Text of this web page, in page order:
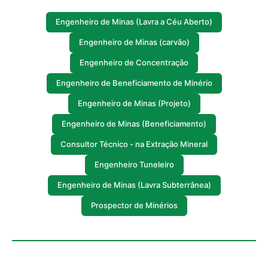
Engenheiro de Minas (Lavra a Céu Aberto)
Engenheiro de Minas (carvão)
Engenheiro de Concentração
Engenheiro de Beneficiamento de Minério
Engenheiro de Minas (Projeto)
Engenheiro de Minas (Beneficiamento)
Consultor Técnico - na Extração Mineral
Engenheiro Tuneleiro
Engenheiro de Minas (Lavra Subterrânea)
Prospector de Minérios